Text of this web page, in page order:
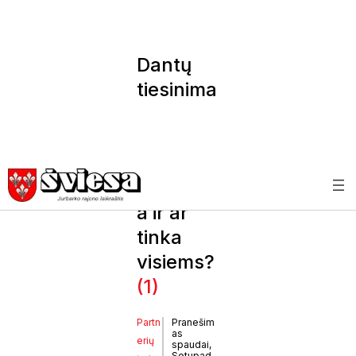
Dantų
tiesinima
užtrunk
a ir ar
tinka
visiems?
(1)
Partn
erių
Pranešim
as
spaudai,